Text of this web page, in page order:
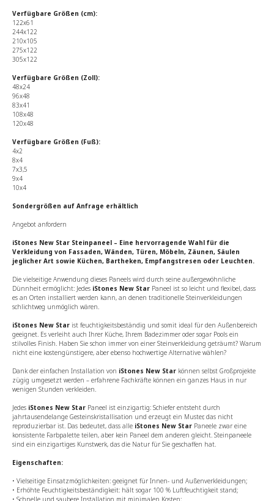
Verfügbare Größen (cm):
122x61
244x122
210x105
275x122
305x122
Verfügbare Größen (Zoll):
48x24
96x48
83x41
108x48
120x48
Verfügbare Größen (Fuß):
4x2
8x4
7x3,5
9x4
10x4
Sondergrößen auf Anfrage erhältlich
Angebot anfordern
iStones New Star Steinpaneel – Eine hervorragende Wahl für die
Verkleidung von Fassaden, Wänden, Türen, Möbeln, Zäunen, Säulen
jeglicher Art sowie Küchen, Bartheken, Empfangstresen oder Leuchten.
Die vielseitige Anwendung dieses Paneels wird durch seine außergewöhnliche
Dünnheit ermöglicht: Jedes iStones New Star Paneel ist so leicht und flexibel, dass
es an Orten installiert werden kann, an denen traditionelle Steinverkleidungen
schlichtweg unmöglich wären.
iStones New Star ist feuchtigkeitsbeständig und somit ideal für den Außenbereich
geeignet. Es verleiht auch Ihrer Küche, Ihrem Badezimmer oder sogar Pools ein
stilvolles Finish. Haben Sie schon immer von einer Steinverkleidung geträumt? Warum
nicht eine kostengünstigere, aber ebenso hochwertige Alternative wählen?
Dank der einfachen Installation von iStones New Star können selbst Großprojekte
zügig umgesetzt werden – erfahrene Fachkräfte können ein ganzes Haus in nur
wenigen Stunden verkleiden.
Jedes iStones New Star Paneel ist einzigartig: Schiefer entsteht durch
jahrtausendelange Gesteinskristallisation und erzeugt ein Muster, das nicht
reproduzierbar ist. Das bedeutet, dass alle iStones New Star Paneele zwar eine
konsistente Farbpalette teilen, aber kein Paneel dem anderen gleicht. Steinpaneele
sind ein einzigartiges Kunstwerk, das die Natur für Sie geschaffen hat.
Eigenschaften:
• Vielseitige Einsatzmöglichkeiten: geeignet für Innen- und Außenverkleidungen;
• Erhöhte Feuchtigkeitsbeständigkeit: hält sogar 100 % Luftfeuchtigkeit stand;
• Schnelle und saubere Installation mit minimalen Kosten;